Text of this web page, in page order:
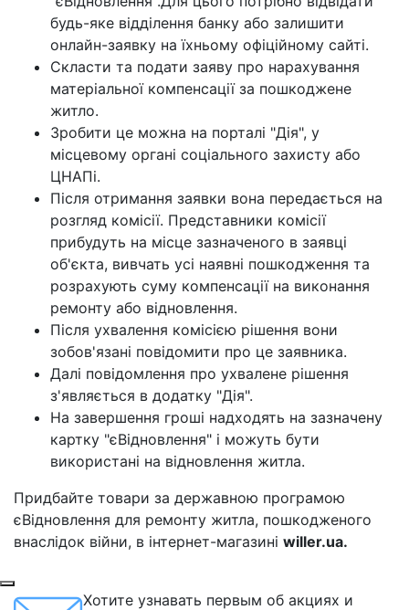
будь-яке відділення банку або залишити
онлайн-заявку на їхньому офіційному сайті.
Скласти та подати заяву про нарахування
матеріальної компенсації за пошкоджене
житло.
Зробити це можна на порталі "Дія", у
місцевому органі соціального захисту або
ЦНАПі.
Після отримання заявки вона передається на
розгляд комісії. Представники комісії
прибудуть на місце зазначеного в заявці
об'єкта, вивчать усі наявні пошкодження та
розрахують суму компенсації на виконання
ремонту або відновлення.
Після ухвалення комісією рішення вони
зобов'язані повідомити про це заявника.
Далі повідомлення про ухвалене рішення
з'являється в додатку "Дія".
На завершення гроші надходять на зазначену
картку "єВідновлення" і можуть бути
використані на відновлення житла.
Придбайте товари за державною програмою
єВідновлення для ремонту житла, пошкодженого
внаслідок війни, в інтернет-магазині willer.ua.
Хотите узнавать первым об акциях и